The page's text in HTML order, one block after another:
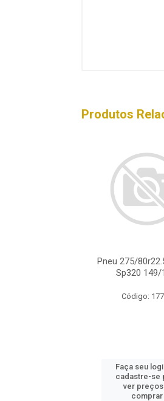
Produtos
Pneu 275/
Sp320 149/
Código:
Faça seu
cadastre-se
ver preços
comprar